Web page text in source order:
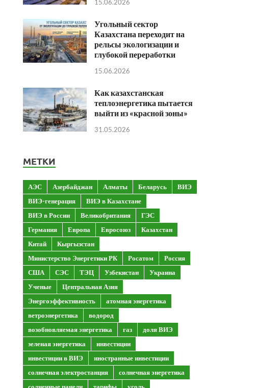
15.06.2026
Угольный сектор
Казахстана переходит на
рельсы экологизации и
глубокой переработки
15.06.2026
Как казахстанская
теплоэнергетика пытается
выйти из «красной зоны»
31.05.2026
МЕТКИ
АЭС Азербайджан Алматы Беларусь
ВИЭ
ВИЭ-генерация
ВИЭ в Казахстане
ВИЭ в России
Великобритания
ГЭС
Германия
Европа Евросоюз
Казахстан
Китай
Кыргызстан
Министерство Энергетики РК
Росатом
Россия
США
СЭС ТЭЦ Узбекистан
Украина
Ученые
Центральная Азия
Энергоэффективность
атомная энергетика
ветроэнергетика
водород
возобновляемая энергетика
газ
доля ВИЭ
зеленая энергетика
инвестиции
инвестиции в ВИЭ
иностранные инвестиции
солнечная электростанция
солнечная энергетика
солнечные панели
тарифы уголь